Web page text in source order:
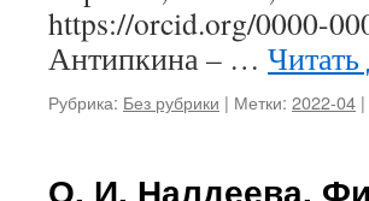
https://orcid.org/0000-
Антипкина – … Читать
Рубрика: Без рубрики | Метки: 2022-04 |
О. И. Налдеева.